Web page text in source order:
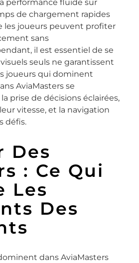
performance fluide sur
de chargement rapides
les joueurs peuvent profiter
sans
il est essentiel de se
seuls ne garantissent
joueurs qui dominent
AviaMasters se
prise de décisions éclairées,
vitesse, et la navigation
défis.
Des
: Ce Qui
Les
Des
dans AviaMasters